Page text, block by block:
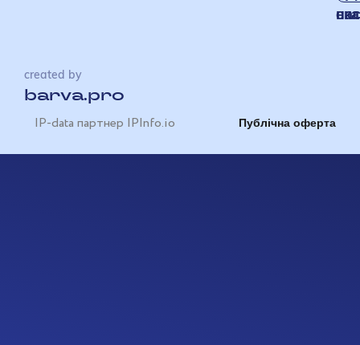
нас
created by
barva.pro
IP-data партнер IPInfo.io Публічна оферта